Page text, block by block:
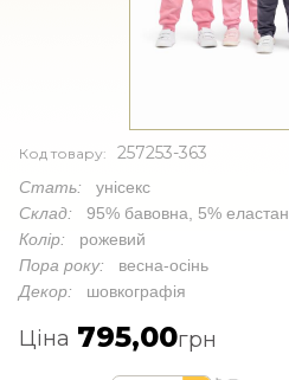
Код товару: 257253-363
Стать: унісекс
Склад: 95% бавовна, 5% еластан
Колір: рожевий
Пора року: весна-осінь
Декор: шовкографія
Ціна 795,00грн